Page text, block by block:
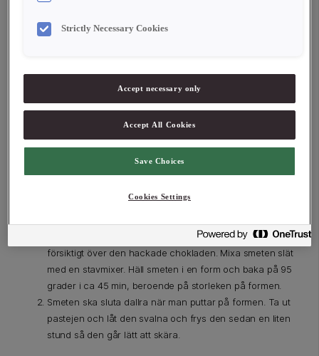
Koka grädde och Philadelphia. Tillsätt ägg och häll
försiktigt över den hackade chokladen. Mixa smeten slät
med en stavmixer. Häll smeten i en form och baka på 95
grader i ca 45 min, beroende på storleken på formen.
Smeten ska sluta dallra när man puttar på formen. Ta ut
pastejen och låt den svalna och frys den sedan en liten
stund så den går lätt att skära.
25 g strösocker
15 g färskpressad lime
5 g agar agar, Sosa
12 blåbär
Strictly Necessary Cookies
Accept necessary only
Accept All Cookies
Save Choices
Cookies Settings